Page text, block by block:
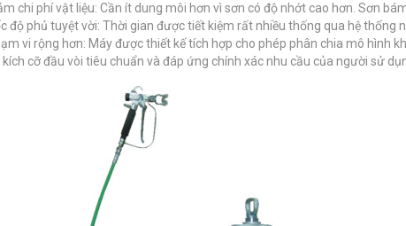
chi phí vật liệu: Cần ít dung môi hơn vì sơn có độ nhớt cao hơn. Sơn
độ phủ tuyệt vời: Thời gian được tiết kiệm rất nhiều thống qua hệ thống
vi rộng hơn: Máy được thiết kế tích hợp cho phép phân chia mô hình
kích cỡ đầu vòi tiêu chuẩn và đáp ứng chính xác nhu cầu của người sử